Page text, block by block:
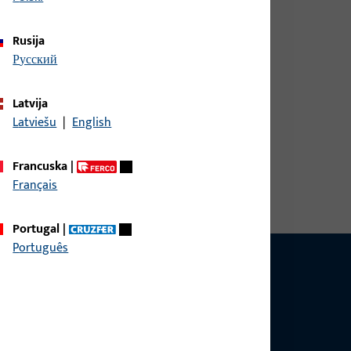
Položaj utora 12 mm, Zamjenjivi element Da,
Lijevo
Rusija
русский
Latvija
Latviešu | English
Francuska|
Français
Portugal|
Português